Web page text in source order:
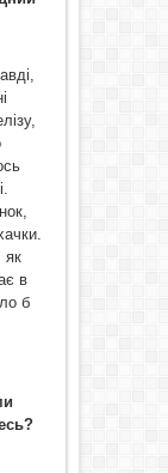
як
в
б